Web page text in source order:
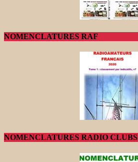
NOMENCLATURES RAF
NOMENCLATURES RADIO CLUBS